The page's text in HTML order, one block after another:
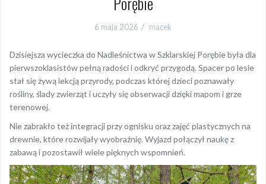
6 maja 2026 macek
pierwszoklasistów pełną radości i odkryć przygodą. Spacer po lesie
stał się żywą lekcją przyrody, podczas której dzieci poznawały
rośliny, ślady zwierząt i uczyły się obserwacji dzięki mapom i grze
terenowej.
Nie zabrakło też integracji przy ognisku oraz zajęć plastycznych na
drewnie, które rozwijały wyobraźnię. Wyjazd połączył naukę z
zabawą i pozostawił wiele pięknych wspomnień.